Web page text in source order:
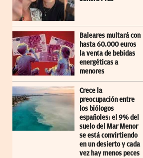
Baleares multará con
hasta 60.000 euros
la venta de bebidas
energéticas a
menores
Crece la
preocupación entre
los biólogos
españoles: el 9% del
suelo del Mar Menor
se está convirtiendo
en un desierto y cada
vez hay menos peces